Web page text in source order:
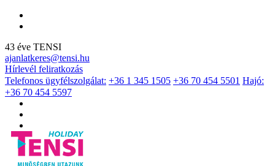
43 éve TENSI
ajanlatkeres@tensi.hu
Hírlevél feliratkozás
Telefonos ügyfélszolgálat: +36 1 345 1505 +36 70 454 5501 Hajó:
+36 70 454 5597